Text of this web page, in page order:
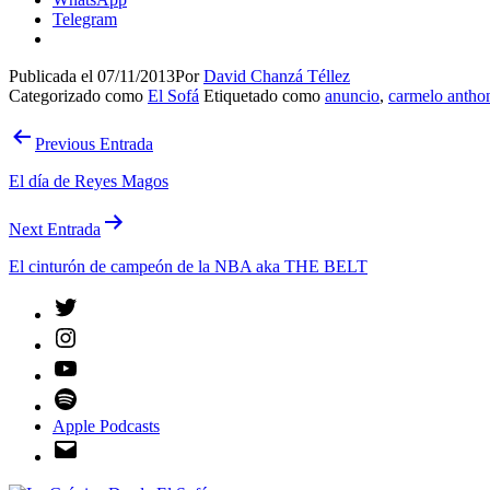
Telegram
Publicada el 07/11/2013PorDavid Chanzá Téllez
Categorizado como El Sofá Etiquetado como anuncio, carmelo
Navegación
entradas
Previous Entrada
El día de Reyes Magos
Next Entrada
El cinturón de campeón de la NBA aka THE BELT
Apple Podcasts